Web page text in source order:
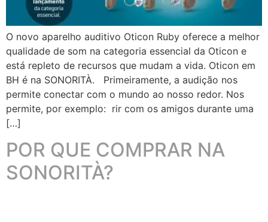
O novo aparelho auditivo Oticon Ruby oferece a melhor
qualidade de som na categoria essencial da Oticon e
está repleto de recursos que mudam a vida. Oticon em
BH é na SONORITÀ. Primeiramente, a audição nos
permite conectar com o mundo ao nosso redor. Nos
permite, por exemplo: rir com os amigos durante uma
[…]
POR QUE COMPRAR NA
SONORITÀ?